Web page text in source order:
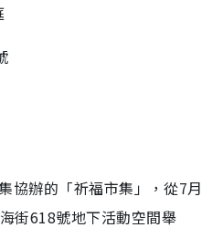
協辦的「祈福市集」，從7月
街618號地下活動空間舉